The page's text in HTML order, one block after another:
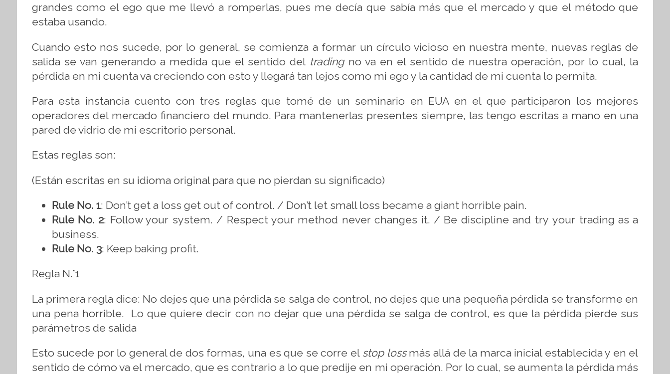
grandes como el ego que me llevó a romperlas, pues me decía que sabía más que el mercado y que el método que
estaba usando.
Cuando esto nos sucede, por lo general, se comienza a formar un círculo vicioso en nuestra mente, nuevas reglas de
salida se van generando a medida que el sentido del tradingno va en el sentido de nuestra operación, por lo cual, la
pérdida en mi cuenta va creciendo con esto y llegará tan lejos como mi ego y la cantidad de mi cuenta lo permita.
Para esta instancia cuento con tres reglas que tomé de un seminario en EUA en el que participaron los mejores
operadores del mercado financiero del mundo. Para mantenerlas presentes siempre, las tengo escritas a mano en una
pared de vidrio de mi escritorio personal.
Estas reglas son:
(Están escritas en su idioma original para que no pierdan su significado)
Rule No. 1: Don’t get a loss get out of control. / Don’t let small loss became a giant horrible pain.
Rule No. 2: Follow your system. / Respect your method never changes it. / Be discipline and try your trading as a
business.
Rule No. 3: Keep baking profit.
Regla N.°1
La primera regla dice: No dejes que una pérdida se salga de control, no dejes que una pequeña pérdida se transforme en
una pena horrible. Lo que quiere decir con no dejar que una pérdida se salga de control, es que la pérdida pierde sus
parámetros de salida
Esto sucede por lo general de dos formas, una es que se corre el stop lossmás allá de la marca inicial establecida y en el
sentido de cómo va el mercado, que es contrario a lo que predije en mi operación. Por lo cual, se aumenta la pérdida más